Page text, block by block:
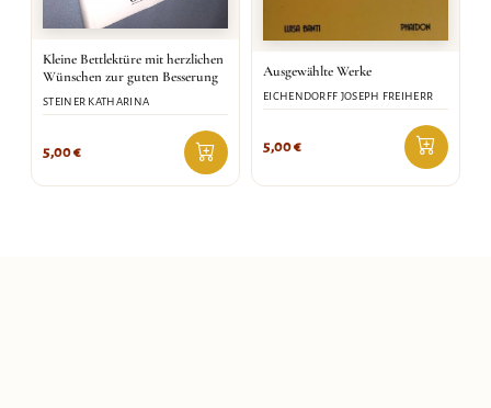
Kleine Bettlektüre mit herzlichen
Wünschen zur guten Besserung
STEINER KATHARINA
5,00€
Ausgewählte Werke
EICHENDORFF JOSEPH FREIHERR
5,00€